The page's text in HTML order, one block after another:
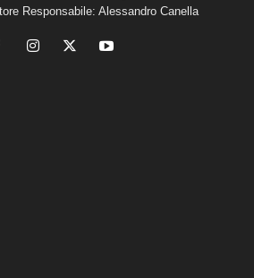
Responsabile: Alessandro Canella